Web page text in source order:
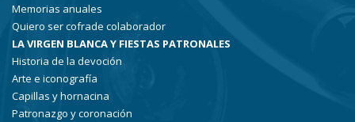
Memorias anuales
Quiero ser cofrade colaborador
LA VIRGEN BLANCA Y FIESTAS PATRONALES
Historia de la devoción
Arte e iconografía
Capillas y hornacina
Patronazgo y coronación